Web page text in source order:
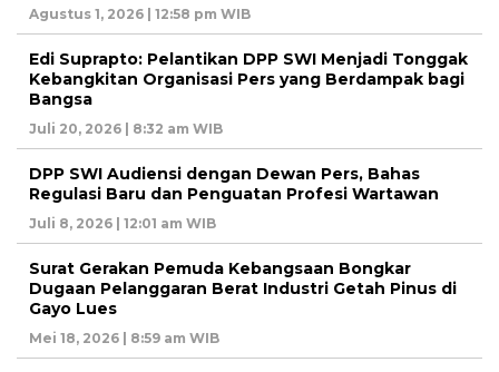
Agustus 1, 2026 | 12:58 pm WIB
Edi Suprapto: Pelantikan DPP SWI Menjadi Tonggak
Kebangkitan Organisasi Pers yang Berdampak bagi
Bangsa
Juli 20, 2026 | 8:32 am WIB
DPP SWI Audiensi dengan Dewan Pers, Bahas
Regulasi Baru dan Penguatan Profesi Wartawan
Juli 8, 2026 | 12:01 am WIB
Surat Gerakan Pemuda Kebangsaan Bongkar
Dugaan Pelanggaran Berat Industri Getah Pinus di
Gayo Lues
Mei 18, 2026 | 8:59 am WIB